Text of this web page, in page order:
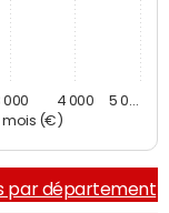
mois (€)
000 4 000 5 0…
par département